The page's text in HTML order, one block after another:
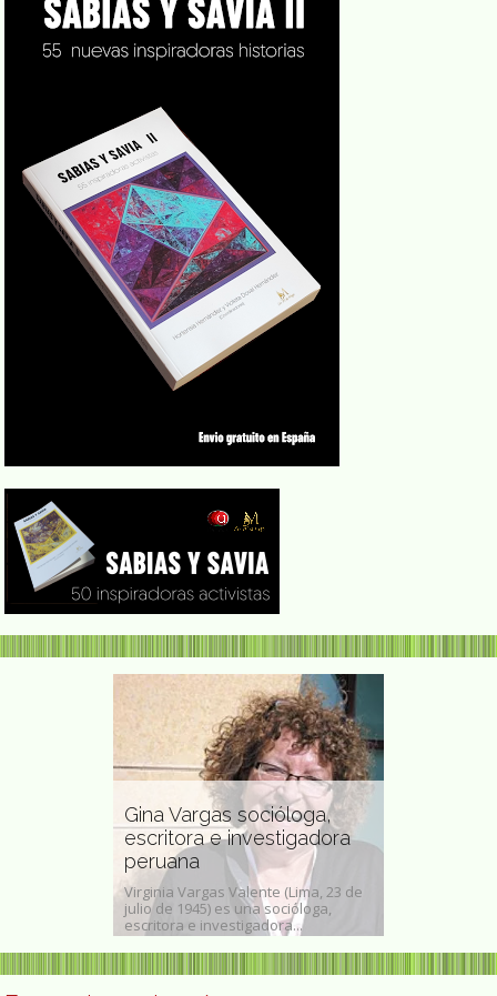
Gina Vargas socióloga,
escritora e investigadora
peruana
Virginia Vargas Valente (Lima, 23 de
julio de 1945) es una socióloga,
escritora e investigadora...